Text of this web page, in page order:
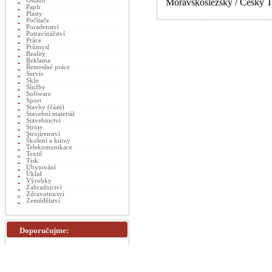
Moravskoslezský / Český
Papír
Plasty
Počítače
Poradenství
Potravinářství
Práce
Průmysl
Reality
Reklama
Řemeslné práce
Servis
Sklo
Služby
Software
Sport
Stavby (části)
Stavební materiál
Stavebnictví
Stroje
Strojírenství
Školení a kurzy
Telekomunikace
Textil
Tisk
Ubytování
Úklid
Výrobky
Zahradnictví
Zdravotnictví
Zemědělství
Doporučujme: